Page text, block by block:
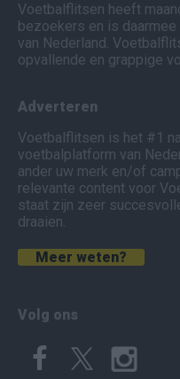
Voetbalflitsen heeft
bezoekers en is
van Nederland.
opvallende en grappige
Adverteren
Voetbalflitsen is het #1
voetbalplatform van
ander uw merk en/of
relevante content voor
staat zijn zeer
draaien.
Meer weten?
Volg ons